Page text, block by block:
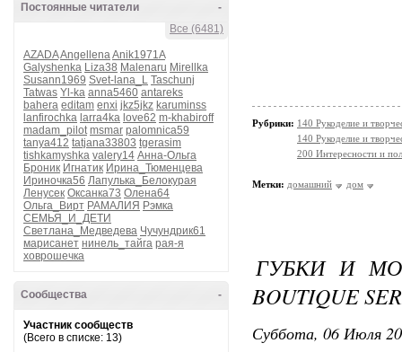
-
Постоянные читатели
Все (6481)
AZADAAngellenaAnik1971A
Galyshenka Liza38 Malenaru Mirellka
Susann1969 Svet-lana_L Taschunj
Tatwas Yl-ka anna5460 antareks
bahera editam enxi jkz5jkz karuminss
lanfirochka larra4ka love62 m-khabiroff
madam_pilot msmar palomnica59
tanya412 tatjana33803 tgerasim
tishkamyshka valery14 Анна-Ольга
Броник Игнатик Ирина_Тюменцева
Ириночка56 Лапулька_Белокурая
Ленусек Оксанка73 Олена64
Ольга_Вирт РАМАЛИЯ Рэмка
СЕМЬЯ_И_ДЕТИ
Светлана_Медведева Чучундрик61
марисанет нинель_тайга рая-я
ховрошечка
-
Сообщества
Участник сообществ
(Всего в списке: 13)
Рубрики: 140 Рукоделие и
140 Рукоделие и
200 Интересности и
Метки: домашний дом
ГУБКИ И
BOUTIQUE
Суббота, 06 Июля